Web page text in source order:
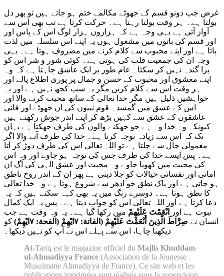
غرض جب دونو قسم کے جھوٹے مکالمے ختم ہو جاتے ہیں تو پھر دل
بولتا ہے۔ ہر وقت بولتا رہتا ہے۔ حرکت کرتا ہے تب بھی اس سے
آواز آتی ہے یہی وجہ ہے کہ ہزاروں ہزار لوگ اس کے پاس اور
اور قسم کی باتوں میں مشغول ہوں یہ اپنے اس سلسلہ میں لذت
پاتا ہے اور اپنے محبوب سے کلام کرنے میں مصروف ہوتا ہے۔ یہی
وجہ ان کی جمعیت قلب کی ہوتی ہے۔ کوئی شور و شر اس کو
پرا گندہ نہیں کر سکتا۔ عام طور پر ایک عاشق چاہتا ہے کہ وہ
اپنے معشوق اور محبوب کے حسن و جمال پر پوری اطلاع پالے اور
ہر وقت اس سے کلام کریں مگر یہ سب کچھ نہیں ہے اور یہ
خواہشیں ذلیل ہیں مگر خدا تعالی کے ساتھ محبت کرنے والا اور
اس کے عشق میں گمشدہ قوم نبیوں کی ان جھوٹے اور فانی
عاشقوں کے عشق سے کہیں بڑھ کر اپنے اندر جوش رکھتے ہیں
کیونکہ وہ خدا وہ ہے جو جھکنے والوں کی طرف جھکتا ہے یہاں
تک کہ اس سے زیادہ توجہ کرتا ہے۔ خدا کی طرف آنے والا اگر
معمولی چال سے چلتا ہے تو اللہ تعالی اس کی طرف دوڑ کر آتا
ہے۔ پس ایسے خدا کی طرف جس کی توجہ ہو جاوے اور وہ اس
کی محبت میں کھویا جاوے وہ محبت اور عشق الہی کی آگ ان
امانی اور نفسانی خیالات کو جلا دیتی ہے پھر ان کے اندر روح ناطق
ہو جاتی ہے اور پاک نطق جو ادھر سے شروع ہوتا ہے وہ خدا تعالی
کا نطق ہوتا ہے۔ دوسرے رنگ میں یہ بھی کہہ سکتے ہیں کہ یہ
دعا کرتا ہے اور اللہ تعالی اس کو جواب دیتا ہے۔ پس یہ ایک کمال
نبوت ہے اور
انْعَمْتَ عَلَيْهِمْ میں رکھا گیا ہے۔ یہ وہ وقت ہے جب
انسان نے صِرَّاطَ الَّذِينَ أَنْعَمْتَ عَلَيْهِمْ (الفاتة: ۷ايْهِمْ (الفحة: ۷ايْهِمْ)
کو
دیکھنا چاہا، اس سے پہلے اس نے آپ کو نہیں دیکھا۔
At-Tariq est le magazine officiel du Majlis Khuddam-
ul-Ahmadiyya France (Association de la Jeunesse
Musulmane Ahmadiyya de France). Ce site web et les